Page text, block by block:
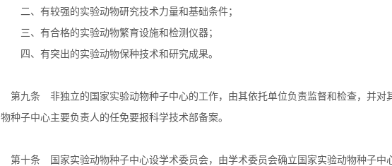
二、有较强的实验动物研究技术力量和基础条件；
三、有合格的实验动物繁育设施和检测仪器；
四、有突出的实验动物保种技术和研究成果。
第九条 非独立的国家实验动物种子中心的工作，由其依托单位负责监督和检查，并对
物种子中心主要负责人的任免要报科学技术部备案。
第十条 国家实验动物种子中心设学术委员会，由学术委员会确立国家实验动物种子中